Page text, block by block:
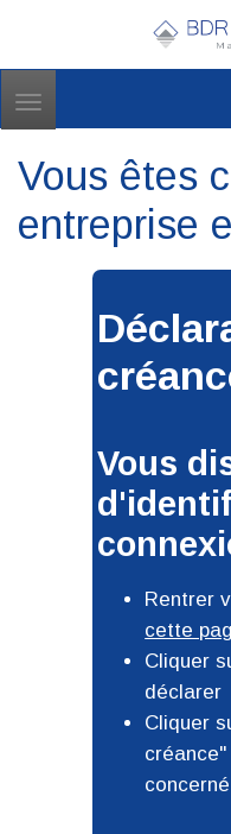
Toggle
Vous êtes
entreprise
Vous
Rentrer
cette
Cliquer
déclarer
Cliquer
concerné